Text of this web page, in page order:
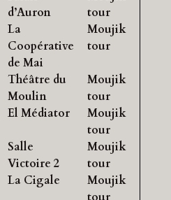
d’Auron
tour
La
Coopérative
de Mai
Moujik
tour
Théâtre du
Moulin
Moujik
tour
El Médiator
Moujik
tour
Salle
Victoire 2
Moujik
tour
La Cigale
Moujik
tour